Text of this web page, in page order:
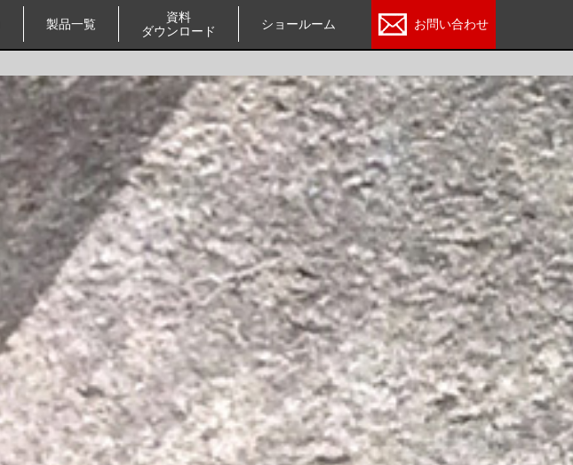
製品一覧
資料
ダウンロード
ショールーム お問い合わせ